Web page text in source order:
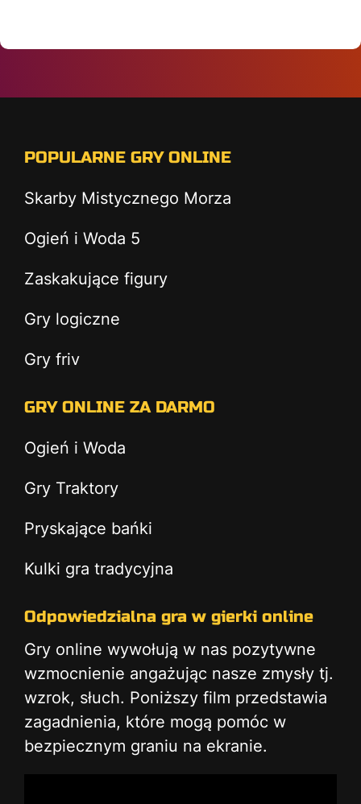
POPULARNE GRY ONLINE
Skarby Mistycznego Morza
Ogień i Woda 5
Zaskakujące figury
Gry logiczne
Gry friv
GRY ONLINE ZA DARMO
Ogień i Woda
Gry Traktory
Pryskające bańki
Kulki gra tradycyjna
Odpowiedzialna gra w gierki online
Gry online wywołują w nas pozytywne
wzmocnienie angażując nasze zmysły tj.
wzrok, słuch. Poniższy film przedstawia
zagadnienia, które mogą pomóc w
bezpiecznym graniu na ekranie.